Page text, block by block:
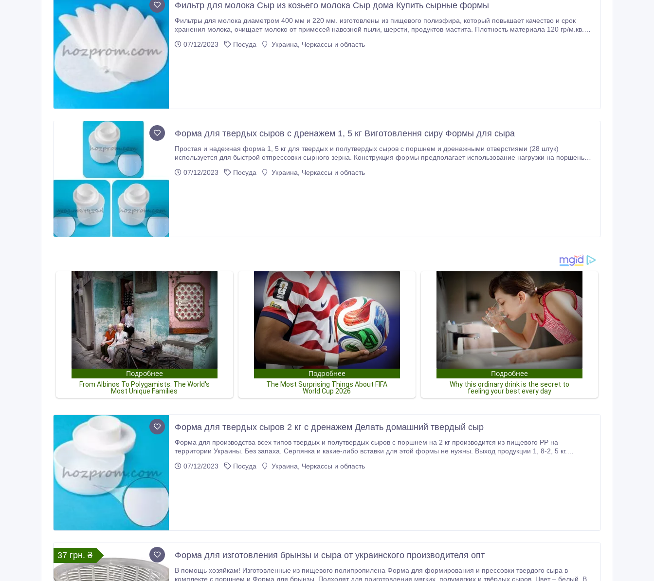
Фильтр для молока Сыр из козьего молока Сыр дома Купить сырные формы
Фильтры для молока диаметром 400 мм и 220 мм. изготовлены из пищевого полиэфира, который повышает качество и срок
хранения молока, очищает молоко от примесей навозной пыли, шерсти, продуктов мастита. Плотность материала 120 гр/м.кв.
07/12/2023
Посуда Украина, Черкассы и область
Форма для твердых сыров с дренажем 1, 5 кг Виготовлення сиру Формы для сыра
Простая и надежная форма 1, 5 кг для твердых и полутвердых сыров с поршнем и дренажными отверстиями (28 штук)
используется для быстрой отпрессовки сырного зерна. Конструкция формы предполагает использование нагрузки на поршень
07/12/2023
Посуда Украина, Черкассы и область
Форма для твердых сыров 2 кг с дренажем Делать домашний твердый сыр
Форма для производства всех типов твердых и полутвердых сыров с поршнем на 2 кг производится из пищевого РР на
территории Украины. Без запаха. Серпянка и какие-либо вставки для этой формы не нужны. Выход продукции 1, 8-2, 5 кг.
07/12/2023
Посуда Украина, Черкассы и область
37 грн. ₴ Форма для изготовления брынзы и сыра от украинского производителя опт
В помощь хозяйкам! Изготовленные из пищевого полипропилена Форма для формирования и прессовки твердого сыра в
комплекте с поршнем и Форма для брынзы. Подходят для приготовления мягких, полумягких и твёрдых сыров. Цвет – белый. В